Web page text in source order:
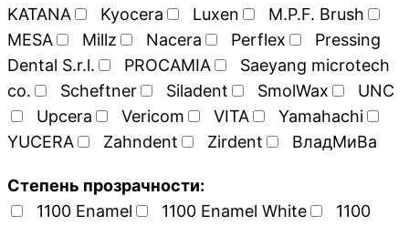
KATANA
Kyocera Luxen
M.P.F. Brush
MESA
Millz Nacera Perflex
Pressing
Dental S.r.l.
PROCAMIA
Saeyang microtech
co.
Scheftner Siladent SmolWax
UNC
Upcera
Vericom VITA
Yamahachi
YUCERA
Zahndent Zirdent ВладМиВа
Степень прозрачности:
1100 Enamel
1100 Enamel White
1100